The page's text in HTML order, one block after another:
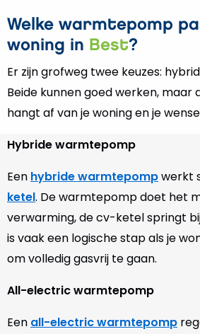
Welke warmtepomp
woning in Best?
Er zijn grofweg twee keuzes:
Beide kunnen goed werken, maar
hangt af van je woning en je
Hybride warmtepomp
Een hybride warmtepompwerkt
ketel. De warmtepomp doet het
verwarming, de cv-ketel springt
is vaak een logische stap als je
om volledig gasvrij te gaan.
All-electric warmtepomp
Een all-electric warmtepomp